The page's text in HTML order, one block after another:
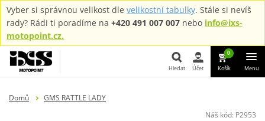
Vyber si správnou velikost dle velikostní tabulky. Stále si nevíš
rady? Rádi ti poradíme na +420 491 007 007 nebo info@ixs-
motopoint.cz.
Hledat Účet
0
Košík Menu
Domů
GMS RATTLE LADY
Náš kód: P2953